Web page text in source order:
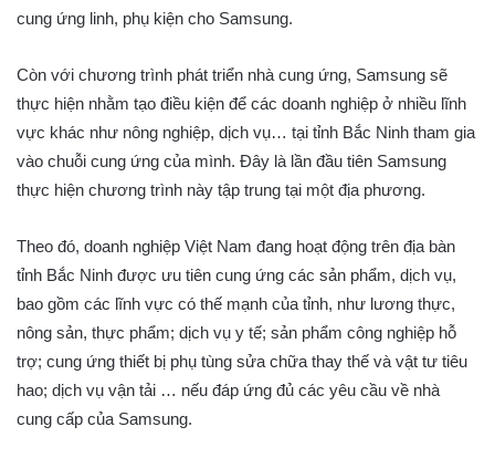
cung ứng linh, phụ kiện cho Samsung.
Còn với chương trình phát triển nhà cung ứng, Samsung sẽ
thực hiện nhằm tạo điều kiện để các doanh nghiệp ở nhiều lĩnh
vực khác như nông nghiệp, dịch vụ… tại tỉnh Bắc Ninh tham gia
vào chuỗi cung ứng của mình. Đây là lần đầu tiên Samsung
thực hiện chương trình này tập trung tại một địa phương.
Theo đó, doanh nghiệp Việt Nam đang hoạt động trên địa bàn
tỉnh Bắc Ninh được ưu tiên cung ứng các sản phẩm, dịch vụ,
bao gồm các lĩnh vực có thế mạnh của tỉnh, như lương thực,
nông sản, thực phẩm; dịch vụ y tế; sản phẩm công nghiệp hỗ
trợ; cung ứng thiết bị phụ tùng sửa chữa thay thế và vật tư tiêu
hao; dịch vụ vận tải … nếu đáp ứng đủ các yêu cầu về nhà
cung cấp của Samsung.